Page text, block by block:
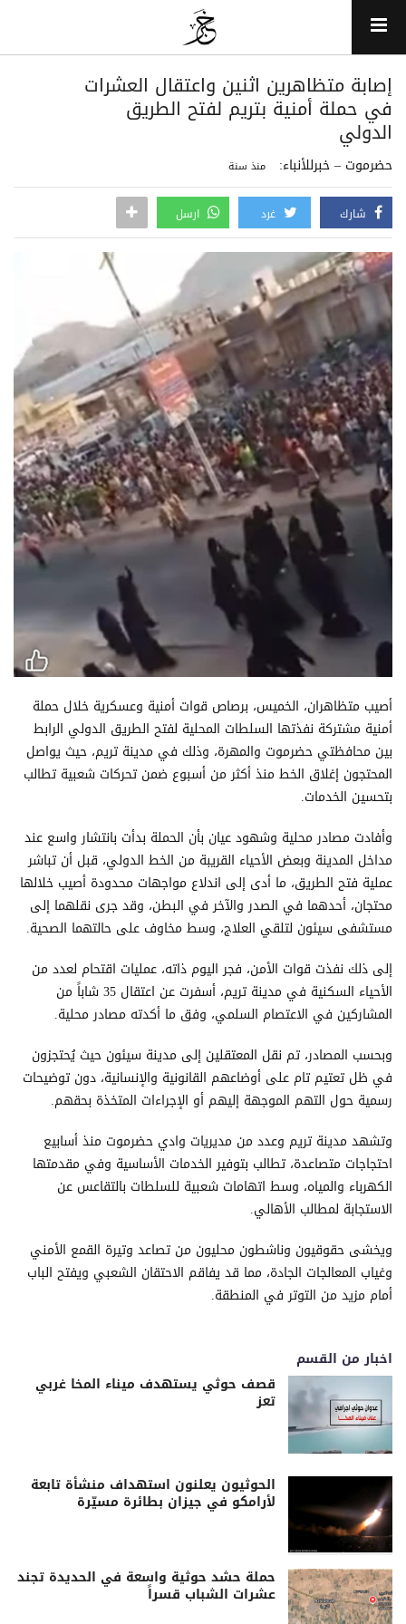
إصابة متظاهرين اثنين واعتقال العشرات
في حملة أمنية بتريم لفتح الطريق
الدولي
حضرموت – خبرللأنباء: منذ سنة
شارك غرد ارسل
أصيب متظاهران، الخميس، برصاص قوات أمنية وعسكرية خلال حملة
أمنية مشتركة نفذتها السلطات المحلية لفتح الطريق الدولي الرابط
بين محافظتي حضرموت والمهرة، وذلك في مدينة تريم، حيث يواصل
المحتجون إغلاق الخط منذ أكثر من أسبوع ضمن تحركات شعبية تطالب
بتحسين الخدمات.
وأفادت مصادر محلية وشهود عيان بأن الحملة بدأت بانتشار واسع عند
مداخل المدينة وبعض الأحياء القريبة من الخط الدولي، قبل أن تباشر
عملية فتح الطريق، ما أدى إلى اندلاع مواجهات محدودة أصيب خلالها
محتجان، أحدهما في الصدر والآخر في البطن، وقد جرى نقلهما إلى
مستشفى سيئون لتلقي العلاج، وسط مخاوف على حالتهما الصحية.
إلى ذلك نفذت قوات الأمن، فجر اليوم ذاته، عمليات اقتحام لعدد من
الأحياء السكنية في مدينة تريم، أسفرت عن اعتقال 35 شاباً من
المشاركين في الاعتصام السلمي، وفق ما أكدته مصادر محلية.
وبحسب المصادر، تم نقل المعتقلين إلى مدينة سيئون حيث يُحتجزون
في ظل تعتيم تام على أوضاعهم القانونية والإنسانية، دون توضيحات
رسمية حول التهم الموجهة إليهم أو الإجراءات المتخذة بحقهم.
وتشهد مدينة تريم وعدد من مديريات وادي حضرموت منذ أسابيع
احتجاجات متصاعدة، تطالب بتوفير الخدمات الأساسية وفي مقدمتها
الكهرباء والمياه، وسط اتهامات شعبية للسلطات بالتقاعس عن
الاستجابة لمطالب الأهالي.
ويخشى حقوقيون وناشطون محليون من تصاعد وتيرة القمع الأمني
وغياب المعالجات الجادة، مما قد يفاقم الاحتقان الشعبي ويفتح الباب
أمام مزيد من التوتر في المنطقة.
اخبار من القسم
قصف حوثي يستهدف ميناء المخا غربي
تعز
الحوثيون يعلنون استهداف منشأة تابعة
لأرامكو في جيزان بطائرة مسيّرة
حملة حشد حوثية واسعة في الحديدة تجند
عشرات الشباب قسراً